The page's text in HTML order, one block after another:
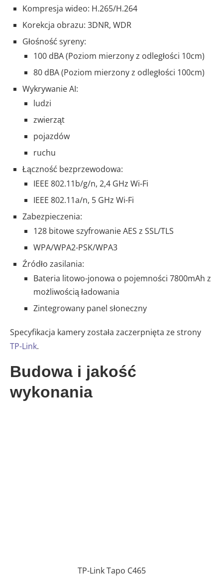
Kompresja wideo: H.265/H.264
Korekcja obrazu: 3DNR, WDR
Głośność syreny:
100 dBA (Poziom mierzony z odległości 10cm)
80 dBA (Poziom mierzony z odległości 100cm)
Wykrywanie AI:
ludzi
zwierząt
pojazdów
ruchu
Łączność bezprzewodowa:
IEEE 802.11b/g/n, 2,4 GHz Wi-Fi
IEEE 802.11a/n, 5 GHz Wi-Fi
Zabezpieczenia:
128 bitowe szyfrowanie AES z SSL/TLS
WPA/WPA2-PSK/WPA3
Źródło zasilania:
Bateria litowo-jonowa o pojemności 7800mAh z
możliwością ładowania
Zintegrowany panel słoneczny
Specyfikacja kamery została zaczerpnięta ze strony
TP-Link.
Budowa i jakość
wykonania
TP-Link Tapo C465